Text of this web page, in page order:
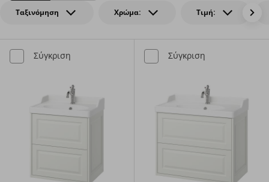
Ταξινόμηση Χρώμα: Τιμή:
Σύγκριση Σύγκριση